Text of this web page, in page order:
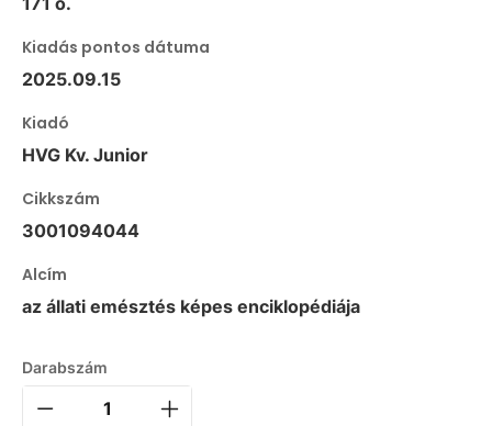
Kiadás pontos dátuma
2025.09.15
Kiadó
HVG Kv. Junior
Cikkszám
3001094044
Alcím
az állati emésztés képes enciklopédiája
Darabszám